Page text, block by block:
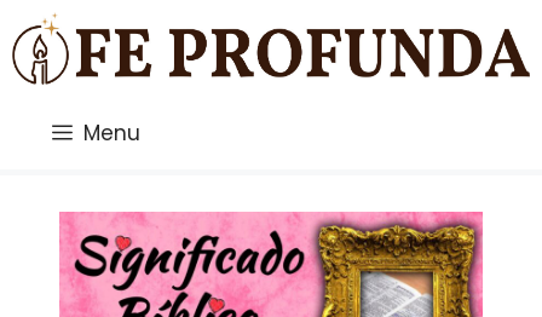
Saltar
al
contenido
Menu